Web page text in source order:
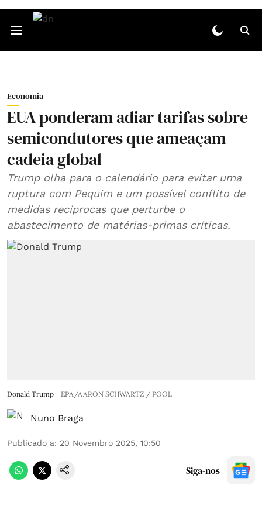
Economia
EUA ponderam adiar tarifas sobre
semicondutores que ameaçam
cadeia global
Trump olha para o calendário para evitar uma
ruptura com Pequim e um possível conflito de
medidas recíprocas que perturbe o
abastecimento de matérias‑primas críticas.
Donald Trump EPA/AARON SCHWARTZ / POOL
Nuno Braga
Publicado a: 20 Novembro 2025, 10:50
Siga-nos